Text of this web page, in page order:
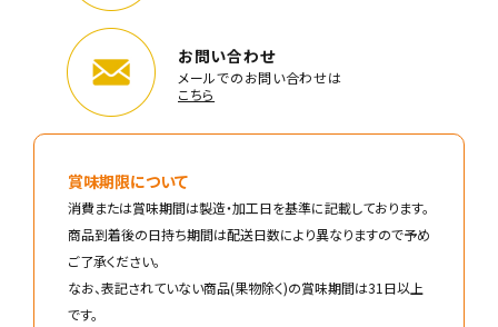
お問い合わせ
メールでのお問い合わせは
こちら
賞味期限について
消費または賞味期間は製造・加工日を基準に記載しております。
商品到着後の日持ち期間は配送日数により異なりますので予め
ご了承ください。
なお、表記されていない商品(果物除く)の賞味期間は31日以上
です。